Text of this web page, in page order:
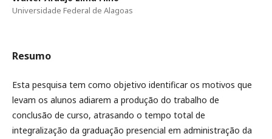
Universidade Federal de Alagoas
Resumo
Esta pesquisa tem como objetivo identificar os motivos que
levam os alunos adiarem a produção do trabalho de
conclusão de curso, atrasando o tempo total de
integralização da graduação presencial em administração da